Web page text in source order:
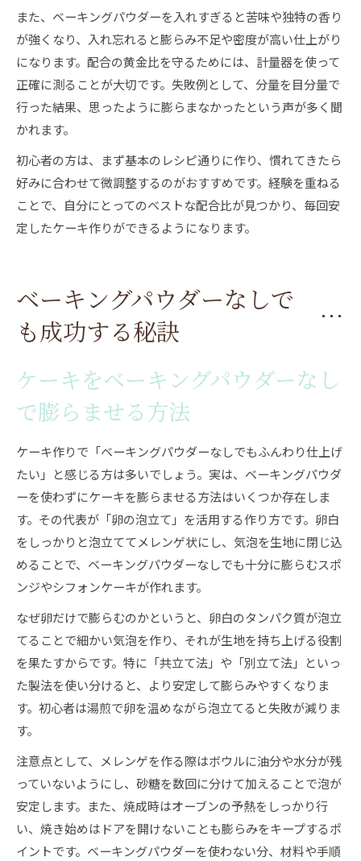
また、ベーキングパウダーを入れすぎると苦味や独特の香り
が強くなり、入れ忘れると膨らみ不足や密度が高い仕上がり
になります。配合の黄金比を守るためには、計量器を使って
正確に測ることが大切です。失敗例として、分量を目分量で
行った結果、思ったように膨らまなかったという声が多く聞
かれます。
初心者の方は、まず基本のレシピ通りに作り、慣れてきたら
好みに合わせて微調整するのがおすすめです。経験を重ねる
ことで、自分にとってのベストな配合比が見つかり、毎回安
定したケーキ作りができるようになります。
ベーキングパウダーなしで
も成功する秘訣
ケーキをベーキングパウダーなし
で膨らませる方法
ケーキ作りで「ベーキングパウダーなしでもふんわり仕上げ
たい」と感じる方は多いでしょう。実は、ベーキングパウダ
ーを使わずにケーキを膨らませる方法はいくつか存在しま
す。その代表が「卵の泡立て」を活用する作り方です。卵白
をしっかりと泡立ててメレンゲ状にし、気泡を生地に閉じ込
めることで、ベーキングパウダーなしでも十分に膨らむスポ
ンジやシフォンケーキが作れます。
なぜ卵だけで膨らむのかというと、卵白のタンパク質が泡立
てることで細かい気泡を作り、それが生地を持ち上げる役割
を果たすからです。特に「共立て法」や「別立て法」といっ
た製法を使い分けると、より安定して膨らみやすくなりま
す。初心者は湯煎で卵を温めながら泡立てると失敗が減りま
す。
注意点として、メレンゲを作る際はボウルに油分や水分が残
っていないようにし、砂糖を数回に分けて加えることで泡が
安定します。また、焼成時はオーブンの予熱をしっかり行
い、焼き始めはドアを開けないことも膨らみをキープするポ
イントです。ベーキングパウダーを使わない分、材料や手順